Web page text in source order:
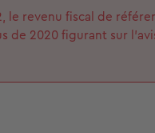
le revenu fiscal de
de 2020 figurant sur